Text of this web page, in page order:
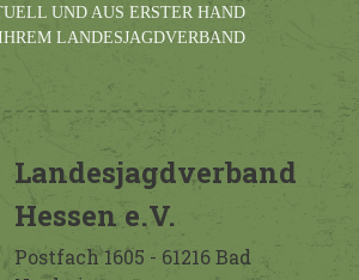
UND AUS ERSTER HAND
LANDESJAGDVERBAND
Landesjagdverband
Hessen e.V.
Postfach 1605 - 61216 Bad